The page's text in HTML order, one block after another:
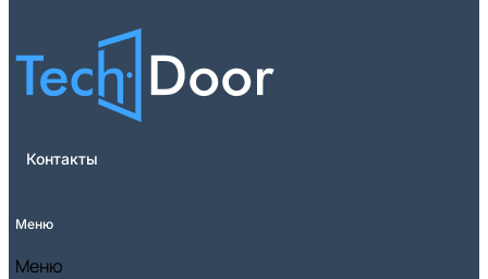
Контакты
Меню
Меню